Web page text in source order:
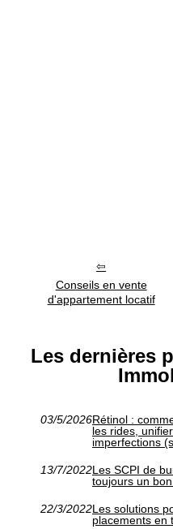
Conseils en vente
d'appartement locatif
Les dernières
03/5/2026Rétinol :
les rides,
imperfections
13/7/2022Les SCPI de
toujours un
22/3/2022Les solutions
placements en